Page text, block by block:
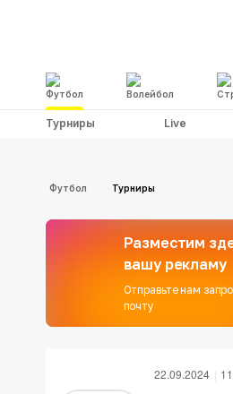
Футбол Волейбол
Турниры Live
Футбол Турниры
Разместим
вашу рекламу
Отправьте нам
почту
22.09.2024